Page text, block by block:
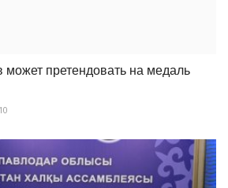
может претендовать на медаль